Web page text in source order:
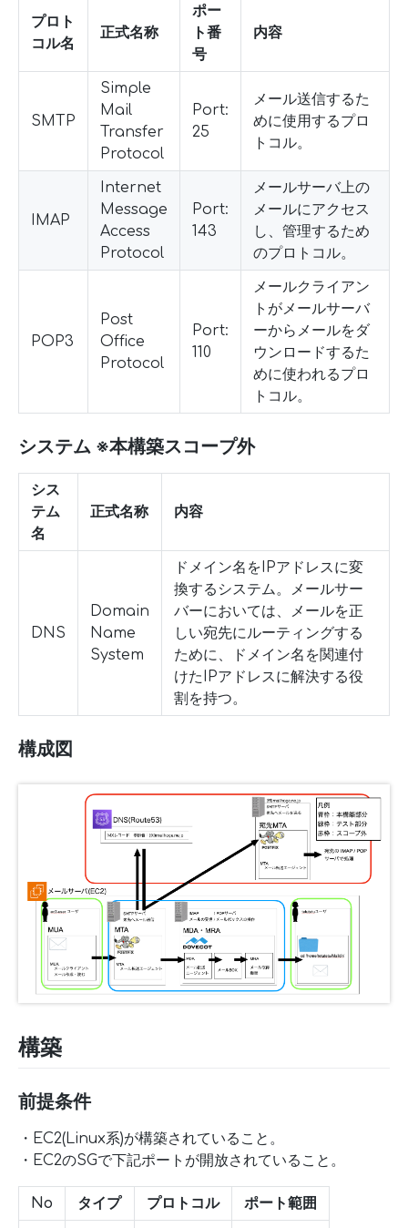
プロト
コル名
正式名称
ポー
ト番
号
内容
SMTP
Simple
Mail
Transfer
Protocol
Port:
25
メール送信するた
めに使用するプロ
トコル。
IMAP
Internet
Message
Access
Protocol
Port:
143
メールサーバ上の
メールにアクセス
し、管理するため
のプロトコル。
POP3
Post
Office
Protocol
Port:
110
メールクライアン
トがメールサーバ
ーからメールをダ
ウンロードするた
めに使われるプロ
トコル。
システム ※本構築スコープ外
シス
テム
名
正式名称 内容
DNS
Domain
Name
System
ドメイン名をIPアドレスに変
換するシステム。メールサー
バーにおいては、メールを正
しい宛先にルーティングする
ために、ドメイン名を関連付
けたIPアドレスに解決する役
割を持つ。
構成図
構築
前提条件
・EC2(Linux系)が構築されていること。
・EC2のSGで下記ポートが開放されていること。
No タイプ プロトコル ポート範囲